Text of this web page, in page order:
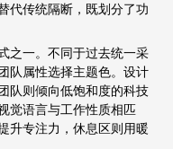
代传统隔断，既划分了功
之一。不同于过去统一采
队属性选择主题色。设计
队则倾向低饱和度的科技
觉语言与工作性质相匹
升专注力，休息区则用暖